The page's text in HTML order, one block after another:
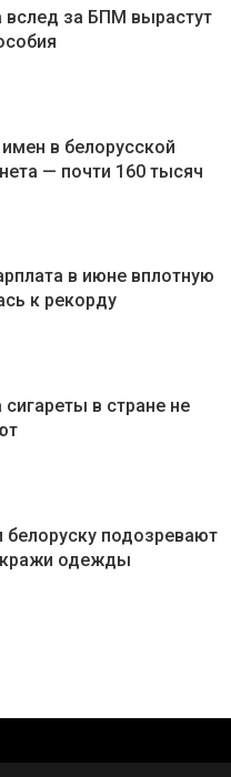
вслед за БПМ вырастут
в белорусской
— почти 160 тысяч
в июне вплотную
к рекорду
сигареты в стране не
белоруску подозревают
одежды